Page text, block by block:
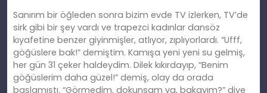
Sanırım bir öğleden sonra bizim evde TV izlerken, TV’de
sirk gibi bir şey vardı ve trapezci kadınlar dansöz
kıyafetine benzer giyinmişler, atlıyor, zıplıyorlardı. “Ufff,
göğüslere bak!” demiştim. Kamışa yeni yeni su gelmiş,
her gün 31 çeker haldeydim. Dilek kıkırdayıp, “Benim
göğüslerim daha güzel!” demiş, olay da orada
başlamıştı. “Görmedim, dokunsam ya, bakayım?” diye